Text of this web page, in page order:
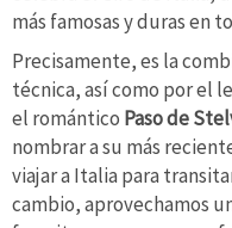
más famosas y duras en
Precisamente, es la
técnica, así como por el
el romántico Paso de
nombrar a su más
viajar a Italia para
cambio, aprovechamos